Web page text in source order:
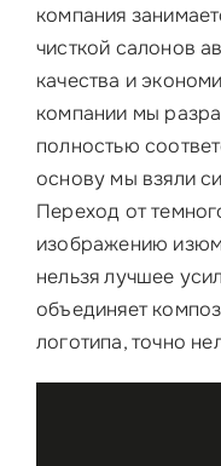
компания
чисткой салонов
качества и
компании мы
полностью
основу мы взяли
Переход от
изображению
нельзя лучшее
объединяет
логотипа, точно